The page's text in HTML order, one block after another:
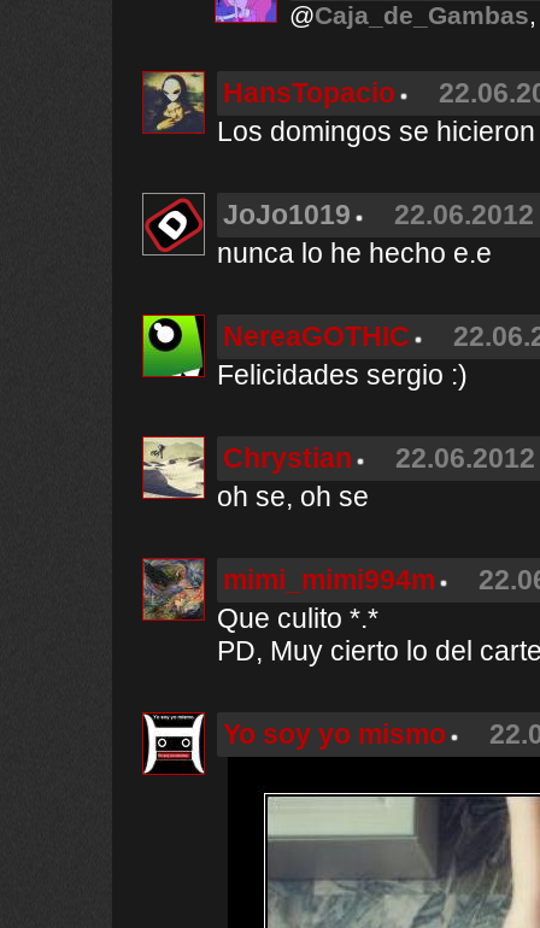
@Caja_de_Gambas
HansTopacio
Los domingos se
JoJo1019
nunca lo he hecho e.e
NereaGOTHIC
Felicidades sergio :)
Chrystian
oh se, oh se
mimi_mimi994m
Que culito *.*
PD, Muy cierto lo del
Yo soy yo mismo